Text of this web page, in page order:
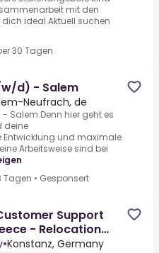
mit den
ideal.Aktuell suchen
30 Tagen
d) - Salem
Neufrach, de
Salem.Denn hier geht es
deine
Entwicklung und maximale
Arbeitsweise sind bei
Tagen • Gesponsert
Support
- Relocation
•Konstanz, Germany